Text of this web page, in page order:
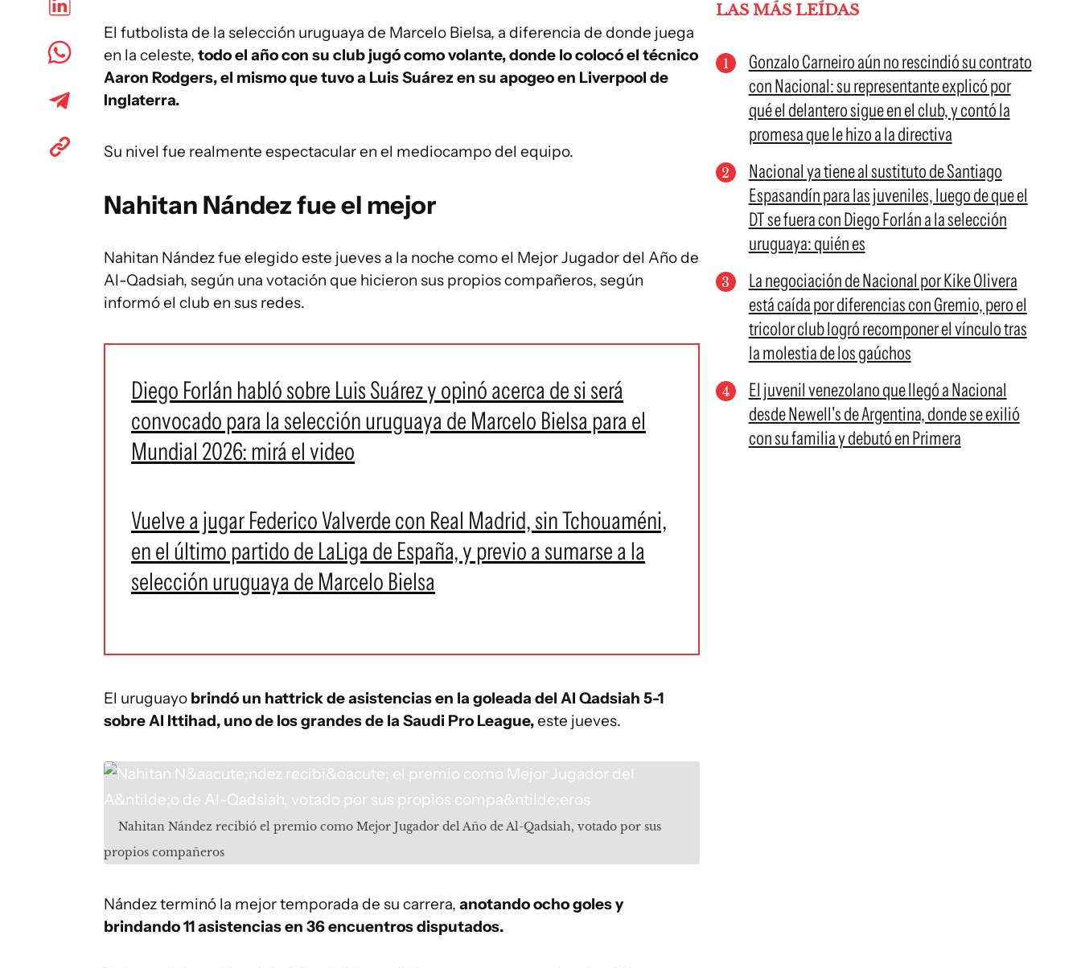
El futbolista de la selección uruguaya de Marcelo Bielsa, a diferencia de donde juega
en la celeste, todo el año con su club jugó como volante, donde lo colocó el técnico
Aaron Rodgers, el mismo que tuvo a Luis Suárez en su apogeo en Liverpool de
Inglaterra.
Su nivel fue realmente espectacular en el mediocampo del equipo.
Nahitan Nández fue el mejor
Nahitan Nández fue elegido este jueves a la noche como el Mejor Jugador del Año de
Al-Qadsiah, según una votación que hicieron sus propios compañeros, según
informó el club en sus redes.
Diego Forlán habló sobre Luis Suárez y opinó acerca de si será
convocado para la selección uruguaya de Marcelo Bielsa para el
Mundial 2026: mirá el video
Vuelve a jugar Federico Valverde con Real Madrid, sin Tchouaméni,
en el último partido de LaLiga de España, y previo a sumarse a la
selección uruguaya de Marcelo Bielsa
El uruguayo brindó un hattrick de asistencias en la goleada del Al Qadsiah 5-1
sobre Al Ittihad, uno de los grandes de la Saudi Pro League,este jueves.
Nahitan Nández recibió el premio como Mejor Jugador del Año de Al-Qadsiah, votado por sus
propios compañeros
Nández terminó la mejor temporada de su carrera, anotando ocho goles y
brindando 11 asistencias en 36 encuentros disputados.
LAS MÁS LEÍDAS
Gonzalo Carneiro aún no rescindió su contrato
con Nacional: su representante explicó por
qué el delantero sigue en el club, y contó la
promesa que le hizo a la directiva
Nacional ya tiene al sustituto de Santiago
Espasandín para las juveniles, luego de que el
DT se fuera con Diego Forlán a la selección
uruguaya: quién es
La negociación de Nacional por Kike Olivera
está caída por diferencias con Gremio, pero el
tricolor club logró recomponer el vínculo tras
la molestia de los gaúchos
El juvenil venezolano que llegó a Nacional
desde Newell's de Argentina, donde se exilió
con su familia y debutó en Primera